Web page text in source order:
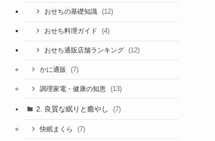
おせちの基礎知識 (12)
おせち料理ガイド (4)
おせち通販店舗ランキング (12)
かに通販 (7)
調理家電・健康の知恵 (13)
2. 良質な眠りと癒やし (7)
快眠まくら (7)